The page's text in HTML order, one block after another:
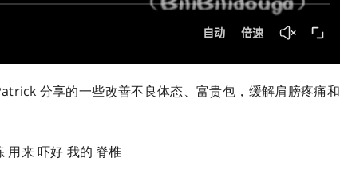
分享的一些改善不良体态、富贵包，缓解肩膀疼痛和
用来 吓好 我的 脊椎